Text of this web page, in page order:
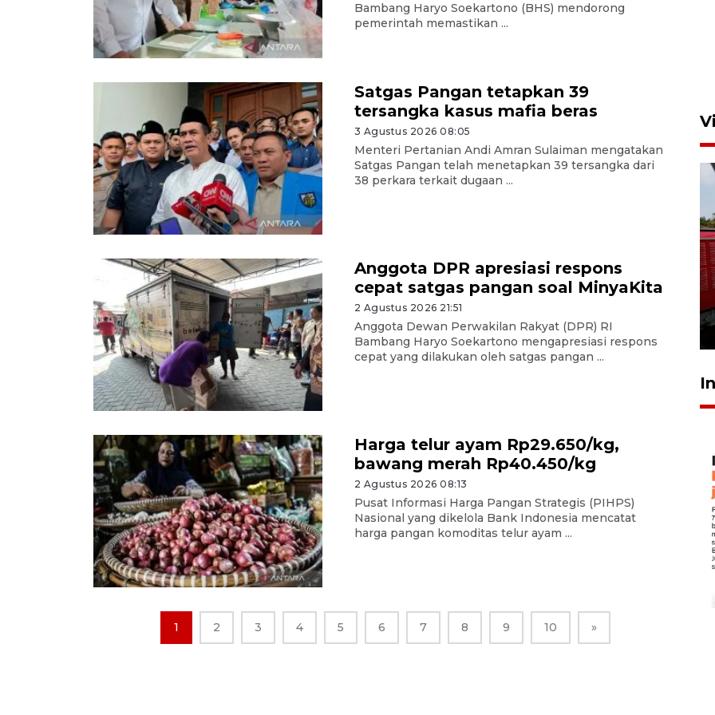
Bambang Haryo Soekartono (BHS) mendorong
pemerintah memastikan ...
Satgas Pangan tetapkan 39
tersangka kasus mafia beras
3 Agustus 2026 08:05
Menteri Pertanian Andi Amran Sulaiman mengatakan
Satgas Pangan telah menetapkan 39 tersangka dari
38 perkara terkait dugaan ...
Anggota DPR apresiasi respons
cepat satgas pangan soal MinyaKita
2 Agustus 2026 21:51
Anggota Dewan Perwakilan Rakyat (DPR) RI
Bambang Haryo Soekartono mengapresiasi respons
cepat yang dilakukan oleh satgas pangan ...
Harga telur ayam Rp29.650/kg,
bawang merah Rp40.450/kg
2 Agustus 2026 08:13
Pusat Informasi Harga Pangan Strategis (PIHPS)
Nasional yang dikelola Bank Indonesia mencatat
harga pangan komoditas telur ayam ...
1 2 3 4 5 6 7 8 9 10 »
Basarnas hentikan operasi
kedaruratan KM Mutiara
Sentosa II
4 Agustus 2026 22:38